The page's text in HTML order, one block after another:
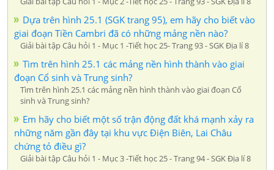
Dựa trên hình 25.1 (SGK trang 95), em hãy cho biết vào
giai đoạn Tiền Cambri đã có những mảng nền nào?
Giải bài tập Câu hỏi 1 - Mục 1 -Tiết học 25- Trang 93 - SGK Địa lí 8
Tìm trên hình 25.1 các mảng nền hình thành vào giai
đoạn Cổ sinh và Trung sinh?
Tìm trên hình 25.1 các mảng nền hình thành vào giai đoạn Cổ
sinh và Trung sinh?
Em hãy cho biết một số trận động đất khá mạnh xảy ra
những năm gần đây tại khu vực Điện Biên, Lai Châu
chứng tỏ điều gì?
Giải bài tập Câu hỏi 1 - Mục 3 -Tiết học 25 - Trang 94 - SGK Địa lí 8